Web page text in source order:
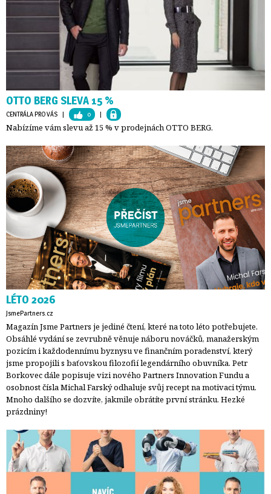
OTTO BERG SLEVA 15 %
CENTRÁLA PRO VÁS | 0 |
Nabízíme vám slevu až 15 % v prodejnách OTTO BERG.
LÉTO 2026
JsmePartners.cz
Magazín Jsme Partners je jediné čtení, které na toto léto potřebujete.
Obsáhlé vydání se zevrubně věnuje náboru nováčků, manažerským
pozicím i každodennímu byznysu ve finančním poradenství, který
jsme propojili s baťovskou filozofií legendárního obuvníka. Petr
Borkovec dále popisuje vizi nového Partners Innovation Fundu a
osobnost čísla Michal Farský odhaluje svůj recept na motivaci týmu.
Mnoho dalšího se dozvíte, jakmile obrátíte první stránku. Hezké
prázdniny!